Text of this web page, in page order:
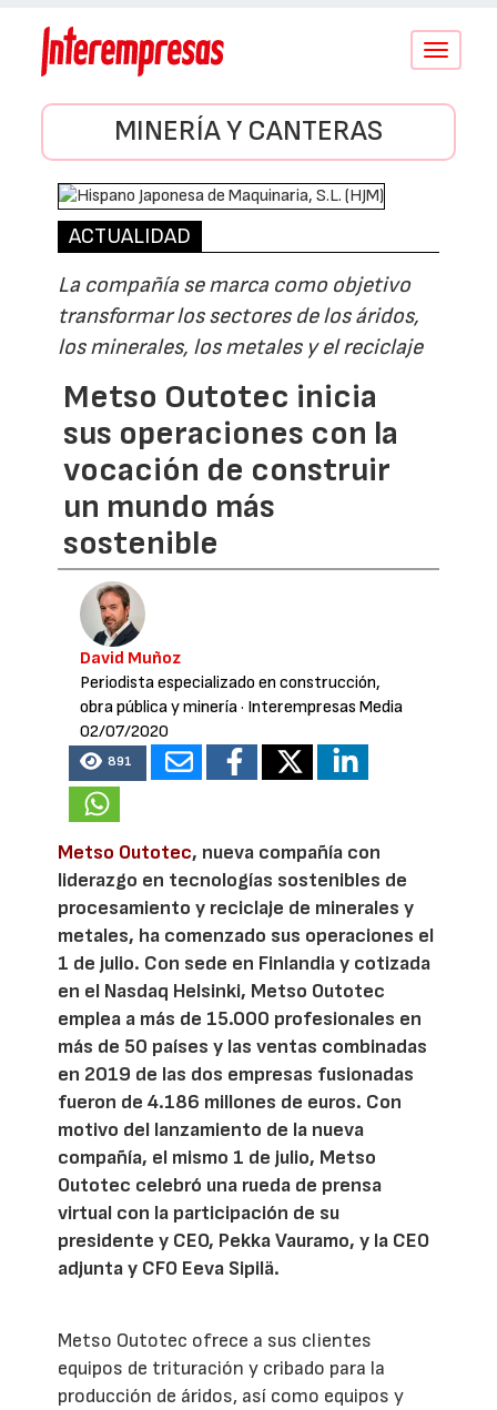
Conmutar
MINERÍA Y CANTERAS
ACTUALIDAD
La compañía se marca como objetivo
transformar los sectores de los áridos,
los minerales, los metales y el reciclaje
Metso Outotec inicia
sus operaciones con la
vocación de construir
un mundo más
sostenible
David Muñoz
Periodista especializado en construcción,
obra pública y minería· Interempresas Media
02/07/2020
891
Metso Outotec, nueva compañía con
liderazgo en tecnologías sostenibles de
procesamiento y reciclaje de minerales y
metales, ha comenzado sus operaciones el
1 de julio. Con sede en Finlandia y cotizada
en el Nasdaq Helsinki, Metso Outotec
emplea a más de 15.000 profesionales en
más de 50 países y las ventas combinadas
en 2019 de las dos empresas fusionadas
fueron de 4.186 millones de euros. Con
motivo del lanzamiento de la nueva
compañía, el mismo 1 de julio, Metso
Outotec celebró una rueda de prensa
virtual con la participación de su
presidente y CEO, Pekka Vauramo, y la CEO
adjunta y CFO Eeva Sipilä.
Metso Outotec ofrece a sus clientes
equipos de trituración y cribado para la
producción de áridos, así como equipos y